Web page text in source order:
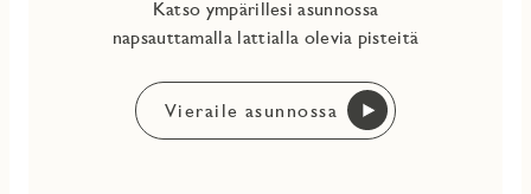
Katso ympärillesi asunnossa
napsauttamalla lattialla olevia pisteitä
Vieraile asunnossa